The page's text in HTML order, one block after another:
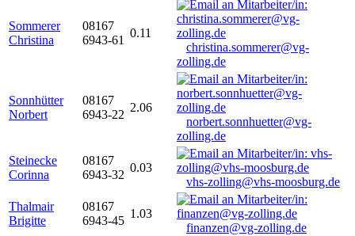
Sommerer
Christina
08167
6943-61
0.11
christina.sommerer@vg-
zolling.de
Sonnhütter
Norbert
08167
6943-22
2.06
norbert.sonnhuetter@vg-
zolling.de
Steinecke
Corinna
08167
6943-32
0.03
vhs-zolling@vhs-moosburg.de
Thalmair
Brigitte
08167
6943-45
1.03
finanzen@vg-zolling.de